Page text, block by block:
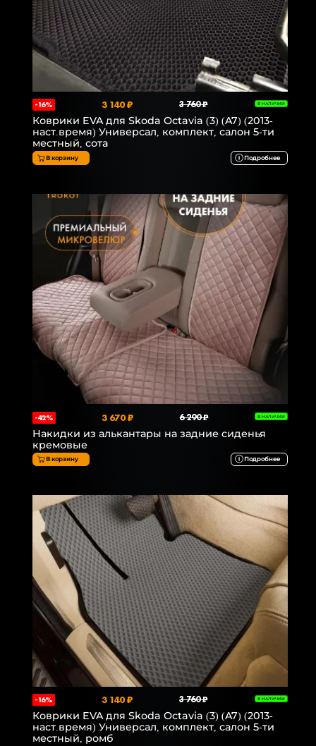
-16% 3 140 ₽ 3 760 ₽ В НАЛИЧИИ
Коврики EVA для Skoda Octavia (3) (A7) (2013-
наст.время) Универсал, комплект, салон 5-ти
местный, сота
В корзину Подробнее
-42% 3 670 ₽ 6 290 ₽ В НАЛИЧИИ
Накидки из алькантары на задние сиденья
кремовые
В корзину Подробнее
-16% 3 140 ₽ 3 760 ₽ В НАЛИЧИИ
Коврики EVA для Skoda Octavia (3) (A7) (2013-
наст.время) Универсал, комплект, салон 5-ти
местный, ромб